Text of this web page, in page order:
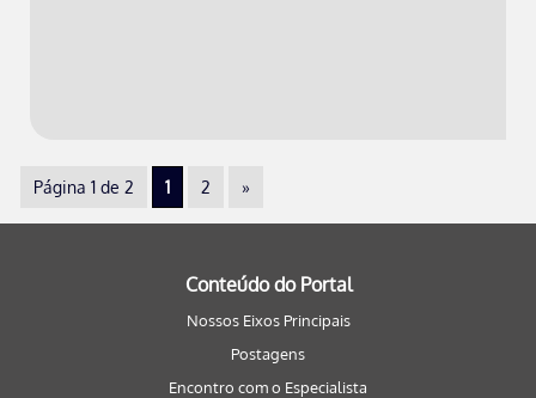
Página 1 de 2 1 2 »
Conteúdo do Portal
Nossos Eixos Principais
Postagens
Encontro com o Especialista